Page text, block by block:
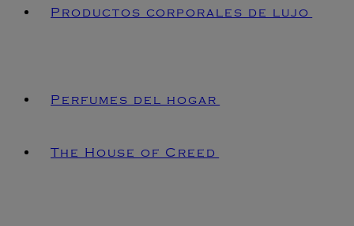
Productos corporales de lujo
Perfumes del hogar
The House of Creed